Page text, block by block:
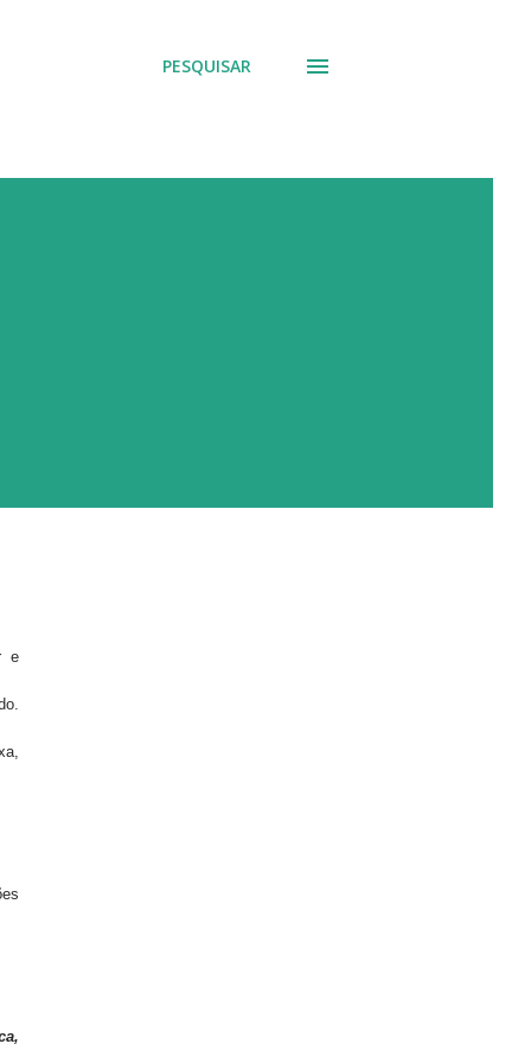
PESQUISAR
e
,